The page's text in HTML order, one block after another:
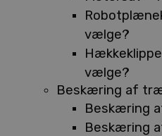
vælge?
vælge?
Beskæring af
Beskæring
Beskæring